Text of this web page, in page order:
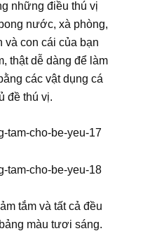
những điều thú vị
nước, xà phòng,
và con cái của bạn
thật dễ dàng để làm
các vật dụng cá
đề thú vị.
tắm và tất cả đều
màu tươi sáng.